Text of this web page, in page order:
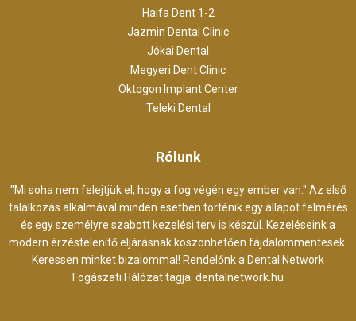
Haifa Dent 1-2
Jazmin Dental Clinic
Jókai Dental
Megyeri Dent Clinic
Oktogon Implant Center
Teleki Dental
Rólunk
"Mi soha nem felejtjük el, hogy a fog végén egy ember van." Az első
találkozás alkalmával minden esetben történik egy állapot felmérés
és egy személyre szabott kezelési terv is készül. Kezeléseink a
modern érzéstelenítő eljárásnak köszönhetően fájdalommentesek.
Keressen minket bizalommal! Rendelőnk a Dental Network
Fogászati Hálózat tagja. dentalnetwork.hu